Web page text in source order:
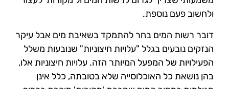
ולחשוב פעם נוספת.
דובר רשות המים בחר להתמקד בשאיבת מים אבל עיקר
הנזקים נובעים בגלל "עלויות חיצוניות" שנובעות משלל
הפעילויות של המפעל המיותר הזה. עלויות חיצוניות אלו,
בהן נושאת כל האוכלוסייה שלא בטובתה, כלל אינן